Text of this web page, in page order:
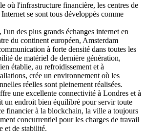
où l'infrastructure financière, les centres de
se sont tous développés comme
des plus grands échanges internet en
du continent européen, Amsterdam
à forte densité dans toutes les
de matériel de dernière génération,
établie, au refroidissement et à
crée un environnement où les
réelles sont pleinement réalisées.
une excellente connectivité à Londres et à
un endroit bien équilibré pour servir toute
financier à la blockchain, la ville a toujours
concurrentiel pour les charges de travail
et de stabilité.